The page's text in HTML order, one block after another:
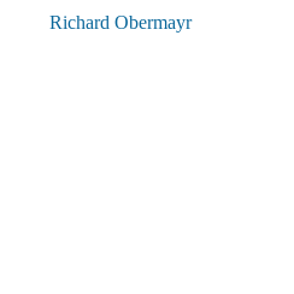
Richard Obermayr